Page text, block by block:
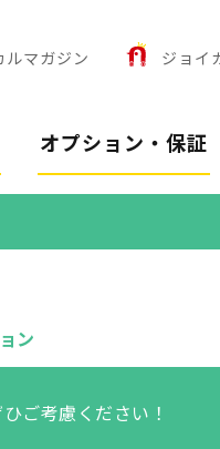
ルマガジン ジョイ
オプション・保証
ン
ご考慮ください！